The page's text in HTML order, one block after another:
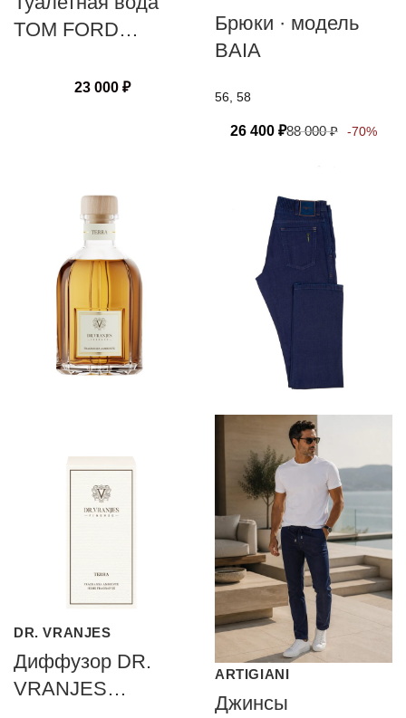
TOM FORD
23 000 ₽
Брюки · модель
BAIA
56, 58
26 400 ₽88 000₽ -70%
DR. VRANJES
Диффузор DR.
VRANJES
ARTIGIANI
Джинсы